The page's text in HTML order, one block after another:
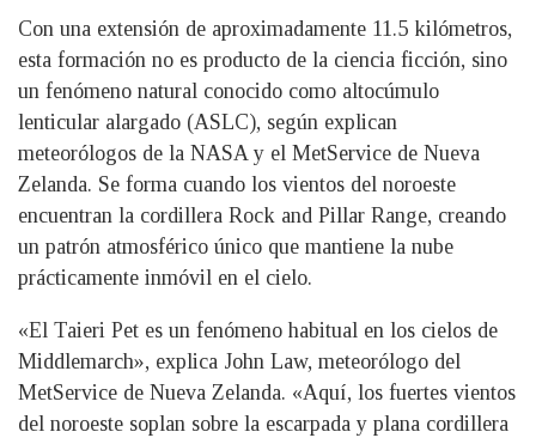
Con una extensión de aproximadamente 11.5 kilómetros,
esta formación no es producto de la ciencia ficción, sino
un fenómeno natural conocido como altocúmulo
lenticular alargado (ASLC), según explican
meteorólogos de la NASA y el MetService de Nueva
Zelanda. Se forma cuando los vientos del noroeste
encuentran la cordillera Rock and Pillar Range, creando
un patrón atmosférico único que mantiene la nube
prácticamente inmóvil en el cielo.
«El Taieri Pet es un fenómeno habitual en los cielos de
Middlemarch», explica John Law, meteorólogo del
MetService de Nueva Zelanda. «Aquí, los fuertes vientos
del noroeste soplan sobre la escarpada y plana cordillera